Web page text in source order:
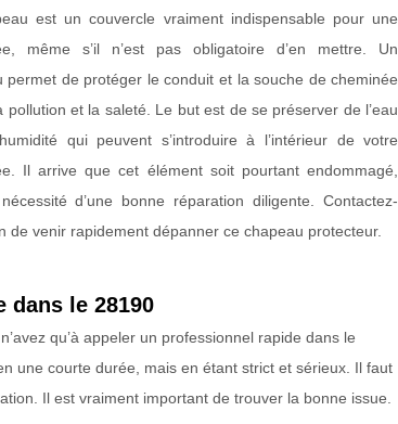
est un couvercle vraiment indispensable pour une
même s’il n’est pas obligatoire d’en mettre. Un
permet de protéger le conduit et la souche de cheminée
pollution et la saleté. Le but est de se préserver de l’eau
qui peuvent s’introduire à l’intérieur de votre
Il arrive que cet élément soit pourtant endommagé,
d’une bonne réparation diligente. Contactez-
de venir rapidement dépanner ce chapeau protecteur.
dans le 28190
qu’à appeler un professionnel rapide dans le
une courte durée, mais en étant strict et sérieux. Il faut
Il est vraiment important de trouver la bonne issue.